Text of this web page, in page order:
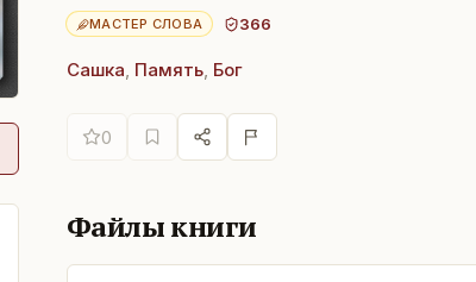
МАСТЕР СЛОВА 366
Сашка, Память, Бог
0
Файлы книги